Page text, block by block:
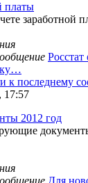
платы
заработной
к последнему
17:57
2012 год